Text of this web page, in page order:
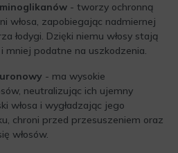
- tworzy ochronną
włosa, zapobiegając nadmiernej
łodygi. Dzięki niemu włosy stają
mniej podatne na uszkodzenia.
- ma wysokie
neutralizując ich ujemny
włosa i wygładzając jego
chroni przed przesuszeniem oraz
włosów.